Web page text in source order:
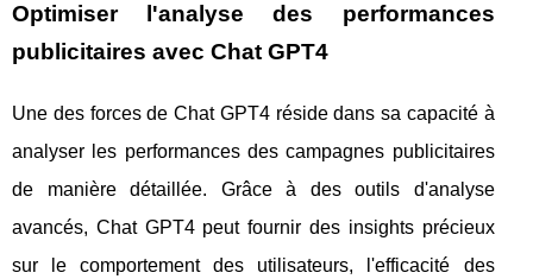
Optimiser l'analyse des performances
publicitaires avec Chat GPT4
Une des forces de Chat GPT4 réside dans sa capacité à
analyser les performances des campagnes publicitaires
de manière détaillée. Grâce à des outils d'analyse
avancés, Chat GPT4 peut fournir des insights précieux
sur le comportement des utilisateurs, l'efficacité des